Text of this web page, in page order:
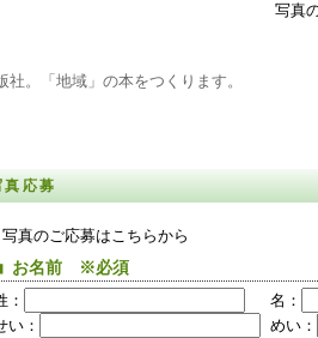
写真
。「地域」の本をつくります。
真応募
写真のご応募はこちらから
お名前 ※必須
：
名：
い：
めい：